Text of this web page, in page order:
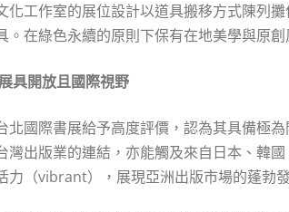
化工作室的展位設計以道具搬移方式陳列
。在綠色永續的原則下保有在地美學與原創
具開放且國際視野
北國際書展給予高度評價，認為其具備極
灣出版業的連結，亦能觸及來自日本、韓
力（vibrant），展現亞洲出版市場的蓬勃